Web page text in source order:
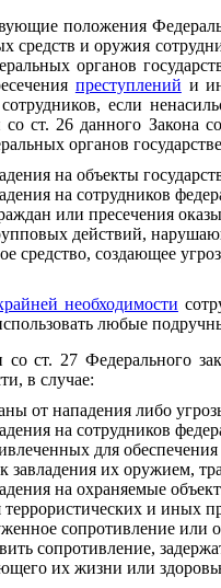
положения
средств и оружия
органов
преступлений и
если
ст. 26 данного Закона
органов
на объекты
на сотрудников
или пресечения
действий,
средство, создающее
необходимости
любые
ст. 27 Федерального
в случае:
от нападения либо
на сотрудников
для
завладения их оружием,
на охраняемые
и иных
сопротивление или
сопротивление,
их жизни или